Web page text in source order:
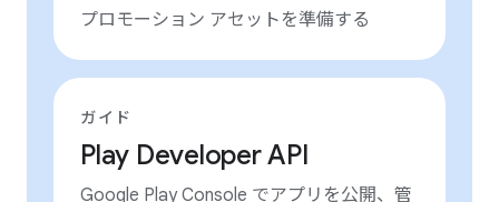
プロモーション アセットを準備する
ガイド
Play Developer API
Google Play Console でアプリを公開、管